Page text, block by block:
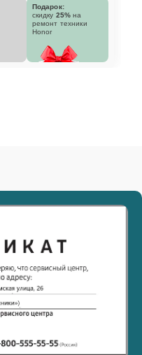
Подарок:
скидку 25% на
ремонт техники
Honor